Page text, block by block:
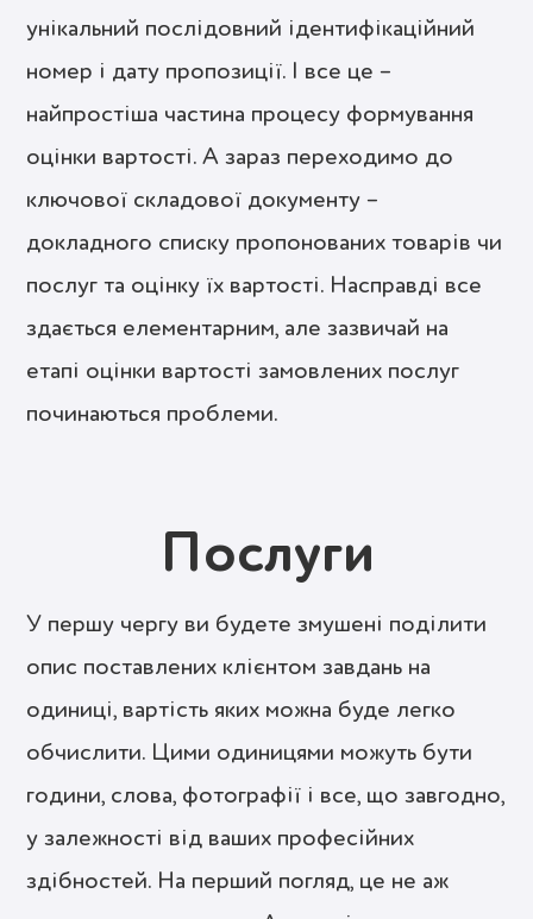
унікальний послідовний ідентифікаційний
номер і дату пропозиції. І все це –
найпростіша частина процесу формування
оцінки вартості. А зараз переходимо до
ключової складової документу –
докладного списку пропонованих товарів чи
послуг та оцінку їх вартості. Насправді все
здається елементарним, але зазвичай на
етапі оцінки вартості замовлених послуг
починаються проблеми.
Послуги
У першу чергу ви будете змушені поділити
опис поставлених клієнтом завдань на
одиниці, вартість яких можна буде легко
обчислити. Цими одиницями можуть бути
години, слова, фотографії і все, що завгодно,
у залежності від ваших професійних
здібностей. На перший погляд, це не аж